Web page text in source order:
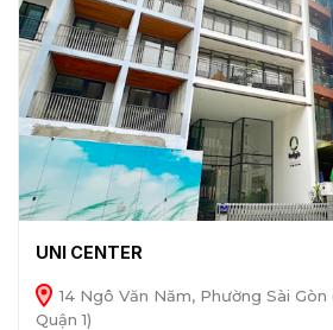
UNI CENTER
14 Ngô Văn Năm, Phường Sài
Quận 1)